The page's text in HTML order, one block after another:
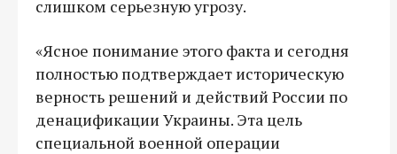
слишком серьезную угрозу.
«Ясное понимание этого факта и сегодня
полностью подтверждает историческую
верность решений и действий России по
денацификации Украины. Эта цель
специальной военной операции